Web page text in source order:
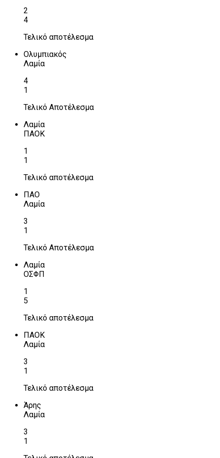
2
4
Τελικό αποτέλεσμα
Ολυμπιακός
Λαμία
4
1
Τελικό Αποτέλεσμα
Λαμία
ΠΑΟΚ
1
1
Τελικό αποτέλεσμα
ΠΑΟ
Λαμία
3
1
Τελικό Αποτέλεσμα
Λαμία
ΟΣΦΠ
1
5
Τελικό αποτέλεσμα
ΠΑΟΚ
Λαμία
3
1
Τελικό αποτέλεσμα
Άρης
Λαμία
3
1